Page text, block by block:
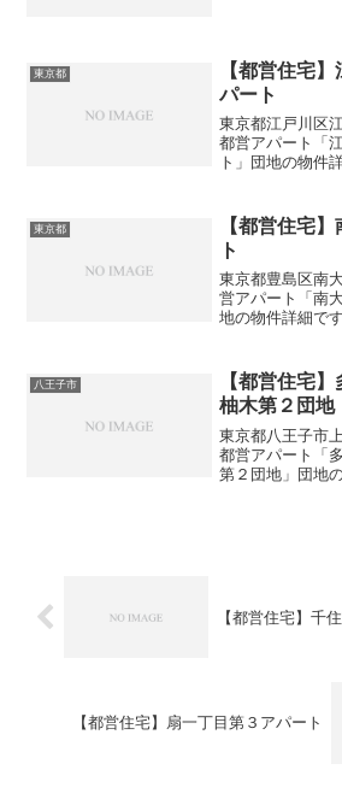
ス主...
東京都
【都営住宅
パート
東京都江戸川区
都営アパート「
ト」団地の物件
3-13間取り3DK
度築年数...
東京都
【都営住宅
ト
東京都豊島区南
営アパート「南
地の物件詳細で
2DK-3DK広さ・
数19...
八王子市
【都営住宅
柚木第２団地
東京都八王子市
都営アパート「
第２団地」団地
【都営住宅】千
【都営住宅】扇一丁目第３アパート